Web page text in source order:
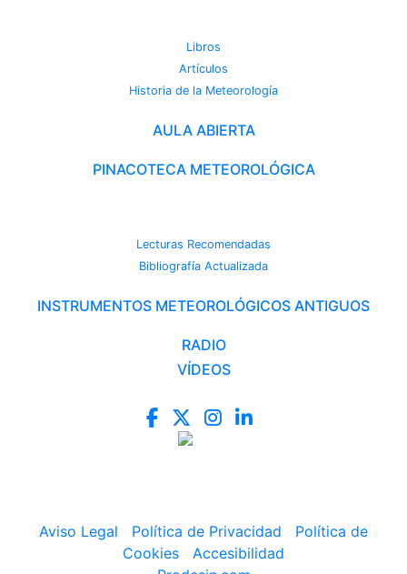
Libros
Artículos
Historia de la Meteorología
AULA ABIERTA
PINACOTECA METEOROLÓGICA
Lecturas Recomendadas
Bibliografía Actualizada
INSTRUMENTOS METEOROLÓGICOS ANTIGUOS
RADIO
VÍDEOS
Aviso Legal Política de Privacidad
Política de
Cookies
Accesibilidad